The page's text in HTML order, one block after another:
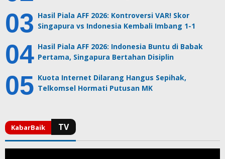
Hasil Piala AFF 2026: Kontroversi VAR! Skor
Singapura vs Indonesia Kembali Imbang 1-1
Hasil Piala AFF 2026: Indonesia Buntu di Babak
Pertama, Singapura Bertahan Disiplin
Kuota Internet Dilarang Hangus Sepihak,
Telkomsel Hormati Putusan MK